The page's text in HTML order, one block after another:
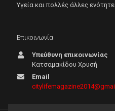
Υγεία και πολλές άλλες
Επικοινωνία
Υπεύθυνη επικοινωνίας
Κατσαμακίδου Χρυσή
Email